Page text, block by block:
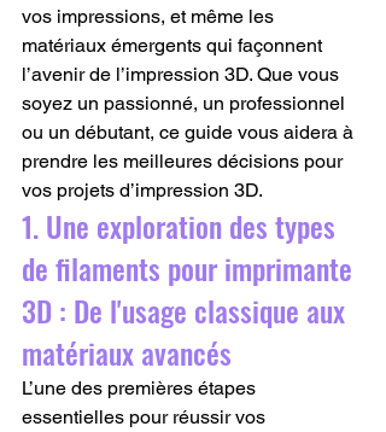
vos impressions, et même les
matériaux émergents qui façonnent
l’avenir de l’impression 3D. Que vous
soyez un passionné, un professionnel
ou un débutant, ce guide vous aidera à
prendre les meilleures décisions pour
vos projets d’impression 3D.
1. Une exploration des types
de filaments pour imprimante
3D : De l'usage classique aux
matériaux avancés
L’une des premières étapes
essentielles pour réussir vos